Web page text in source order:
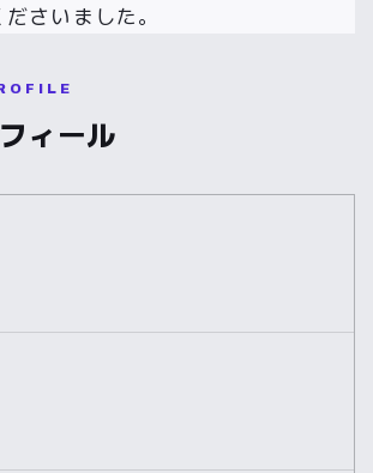
さいました。
ィール